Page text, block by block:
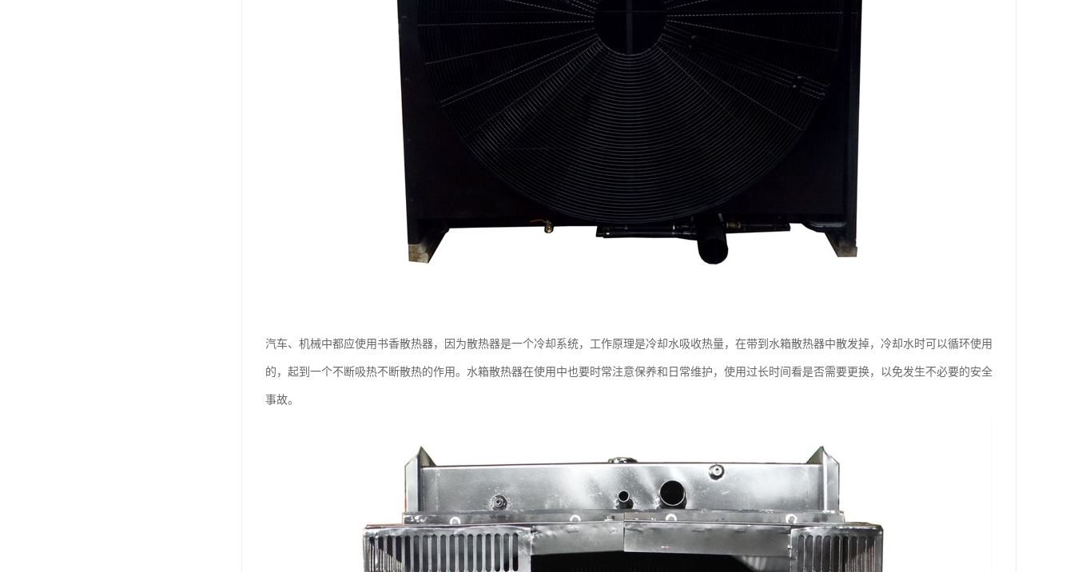
汽车、机械中都应使用书香散热器，因为散热器是一个冷却系统，工作原理是冷却水吸收热量，在带到水箱散热器中散发掉，冷却水时可以循环使用
的，起到一个不断吸热不断散热的作用。水箱散热器在使用中也要时常注意保养和日常维护，使用过长时间看是否需要更换，以免发生不必要的安全
事故。